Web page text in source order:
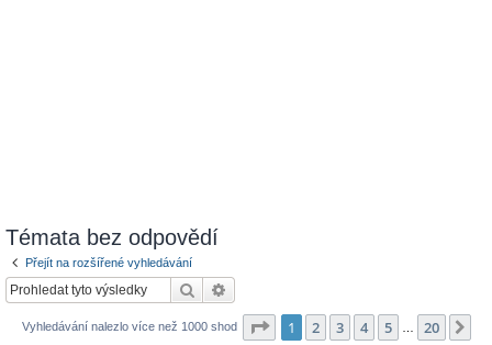
Témata bez odpovědí
Přejít na rozšířené vyhledávání
Hledat
Vyhledávání nalezlo více než 1000 shod Stránka z 20
1 2 3 4 5 20